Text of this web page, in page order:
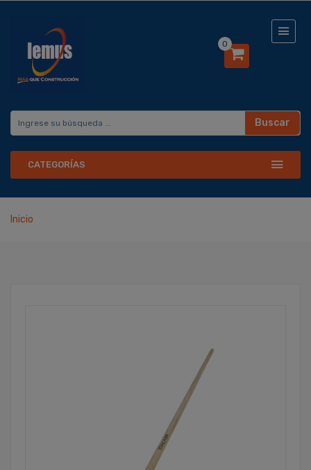
0
Buscar
CATEGORÍAS
Inicio